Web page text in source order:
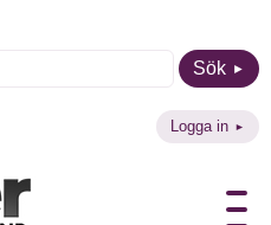
Sök
Logga in